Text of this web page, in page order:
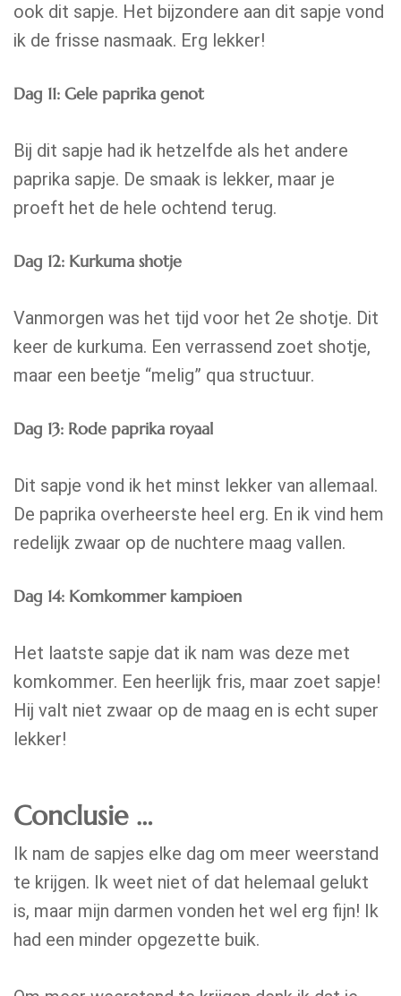
ook dit sapje. Het bijzondere aan dit sapje vond
ik de frisse nasmaak. Erg lekker!
Dag 11: Gele paprika genot
Bij dit sapje had ik hetzelfde als het andere
paprika sapje. De smaak is lekker, maar je
proeft het de hele ochtend terug.
Dag 12: Kurkuma shotje
Vanmorgen was het tijd voor het 2e shotje. Dit
keer de kurkuma. Een verrassend zoet shotje,
maar een beetje “melig” qua structuur.
Dag 13: Rode paprika royaal
Dit sapje vond ik het minst lekker van allemaal.
De paprika overheerste heel erg. En ik vind hem
redelijk zwaar op de nuchtere maag vallen.
Dag 14: Komkommer kampioen
Het laatste sapje dat ik nam was deze met
komkommer. Een heerlijk fris, maar zoet sapje!
Hij valt niet zwaar op de maag en is echt super
lekker!
Conclusie …
Ik nam de sapjes elke dag om meer weerstand
te krijgen. Ik weet niet of dat helemaal gelukt
is, maar mijn darmen vonden het wel erg fijn! Ik
had een minder opgezette buik.